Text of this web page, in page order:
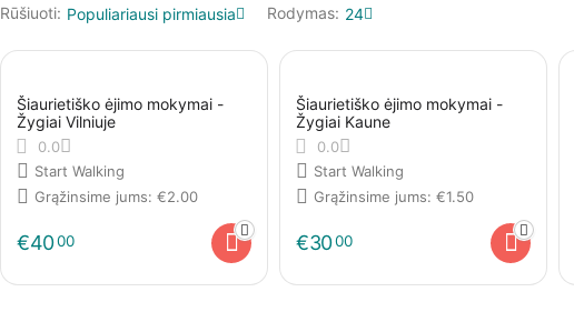
Rūšiuoti: Populiariausi pirmiausia Rodymas: 24
Šiaurietiško ėjimo mokymai -
Žygiai Vilniuje
0.0
Start Walking
Grąžinsime jums: €2.00
€4000
Šiaurietiško ėjimo mokymai -
Žygiai Kaune
0.0
Start Walking
Grąžinsime jums: €1.50
€3000